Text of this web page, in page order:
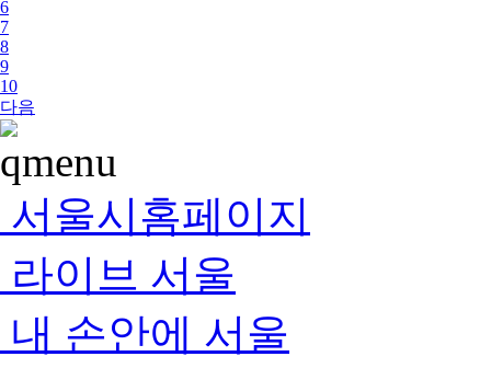
6
7
8
9
10
다음
서울시홈페이지
라이브 서울
내 손안에 서울